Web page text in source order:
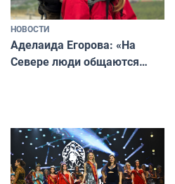
НОВОСТИ
Аделаида Егорова: «На
Севере люди общаются